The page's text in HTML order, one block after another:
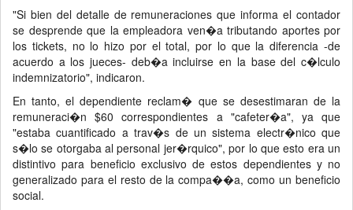
"Si bien del detalle de remuneraciones que informa el contador
se desprende que la empleadora ven�a tributando aportes por
los tickets, no lo hizo por el total, por lo que la diferencia -de
acuerdo a los jueces- deb�a incluirse en la base del c�lculo
indemnizatorio", indicaron.
En tanto, el dependiente reclam� que se desestimaran de la
remuneraci�n $60 correspondientes a "cafeter�a", ya que
"estaba cuantificado a trav�s de un sistema electr�nico que
s�lo se otorgaba al personal jer�rquico", por lo que esto era un
distintivo para beneficio exclusivo de estos dependientes y no
generalizado para el resto de la compa��a, como un beneficio
social.